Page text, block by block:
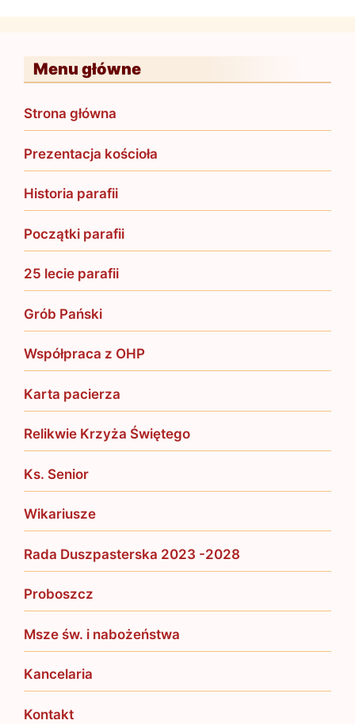
Menu główne
Strona główna
Prezentacja kościoła
Historia parafii
Początki parafii
25 lecie parafii
Grób Pański
Współpraca z OHP
Karta pacierza
Relikwie Krzyża Świętego
Ks. Senior
Wikariusze
Rada Duszpasterska 2023 -2028
Proboszcz
Msze św. i nabożeństwa
Kancelaria
Kontakt